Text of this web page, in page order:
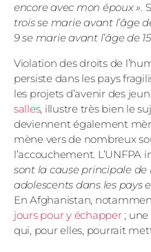
encore avec mon époux ».
trois se marie avant l’âge
9 se marie avant l’âge de
Violation des droits de
persiste dans les pays
les projets d’avenir des
salles, illustre très bien le
deviennent également
mène vers de nombreux
l’accouchement. L’UNFPA
sont la cause principale
adolescents dans les pays
En Afghanistan,
jours pour y échapper; une
qui, pour elles, pourrait